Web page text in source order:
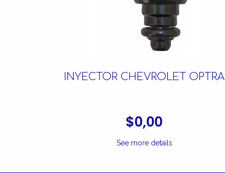
INYECTOR CHEVROLET OPTRA
$0,00
See more details